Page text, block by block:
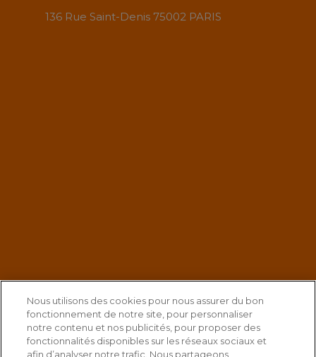
136 Rue Saint-Denis 75002 PARIS
Nous utilisons des cookies pour nous assurer du bon
fonctionnement de notre site, pour personnaliser
notre contenu et nos publicités, pour proposer des
fonctionnalités disponibles sur les réseaux sociaux et
afin d’analyser notre trafic. Nous partageons